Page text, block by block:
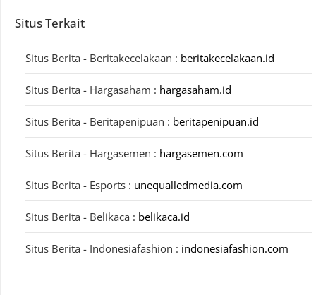
Situs Terkait
Situs Berita - Beritakecelakaan : beritakecelakaan.id
Situs Berita - Hargasaham : hargasaham.id
Situs Berita - Beritapenipuan : beritapenipuan.id
Situs Berita - Hargasemen : hargasemen.com
Situs Berita - Esports : unequalledmedia.com
Situs Berita - Belikaca : belikaca.id
Situs Berita - Indonesiafashion : indonesiafashion.com